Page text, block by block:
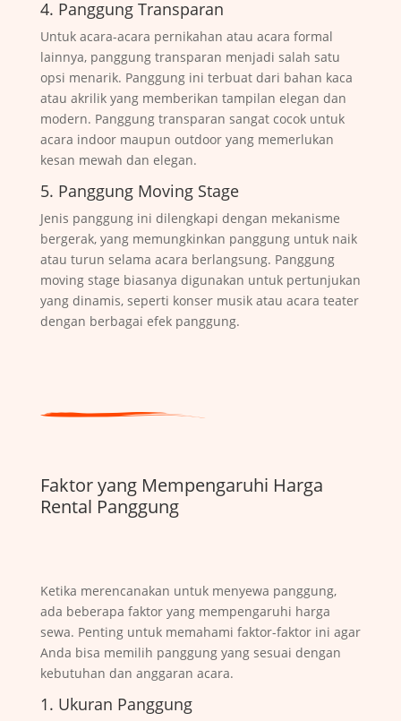
4. Panggung Transparan
Untuk acara-acara pernikahan atau acara formal
lainnya, panggung transparan menjadi salah satu
opsi menarik. Panggung ini terbuat dari bahan kaca
atau akrilik yang memberikan tampilan elegan dan
modern. Panggung transparan sangat cocok untuk
acara indoor maupun outdoor yang memerlukan
kesan mewah dan elegan.
5. Panggung Moving Stage
Jenis panggung ini dilengkapi dengan mekanisme
bergerak, yang memungkinkan panggung untuk naik
atau turun selama acara berlangsung. Panggung
moving stage biasanya digunakan untuk pertunjukan
yang dinamis, seperti konser musik atau acara teater
dengan berbagai efek panggung.
Faktor yang Mempengaruhi Harga
Rental Panggung
Ketika merencanakan untuk menyewa panggung,
ada beberapa faktor yang mempengaruhi harga
sewa. Penting untuk memahami faktor-faktor ini agar
Anda bisa memilih panggung yang sesuai dengan
kebutuhan dan anggaran acara.
1. Ukuran Panggung